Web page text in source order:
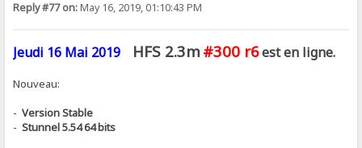
Reply #77 on:May 16, 2019, 01:10:43 PM
Jeudi 16 Mai 2019 HFS 2.3m #300 r6est en ligne.
Nouveau:
-Version Stable
-Stunnel 5.54 64 bits